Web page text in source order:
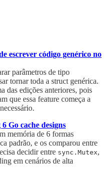
escrever código genérico no
parâmetros de tipo
tornar toda a struct genérica.
das edições anteriores, pois
que essa feature começa a
Go cache designs
memória de 6 formas
padrão, e os comparou entre
decidir entre sync.Mutex,
em cenários de alta